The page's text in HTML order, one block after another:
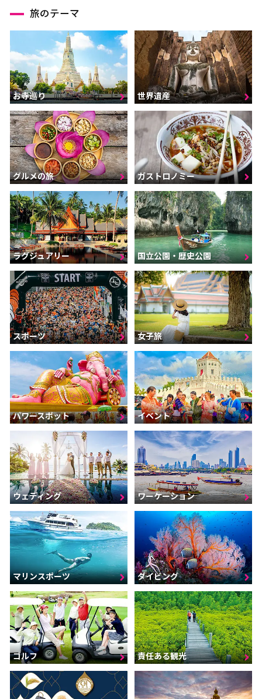
旅のテーマ
お寺巡り 世界遺産
グルメの旅 ガストロノミー
ラグジュアリー 国立公園・歴史公園
スポーツ 女子旅
パワースポット イベント
ウェディング ワーケーション
マリンスポーツ ダイビング
ゴルフ 責任ある観光